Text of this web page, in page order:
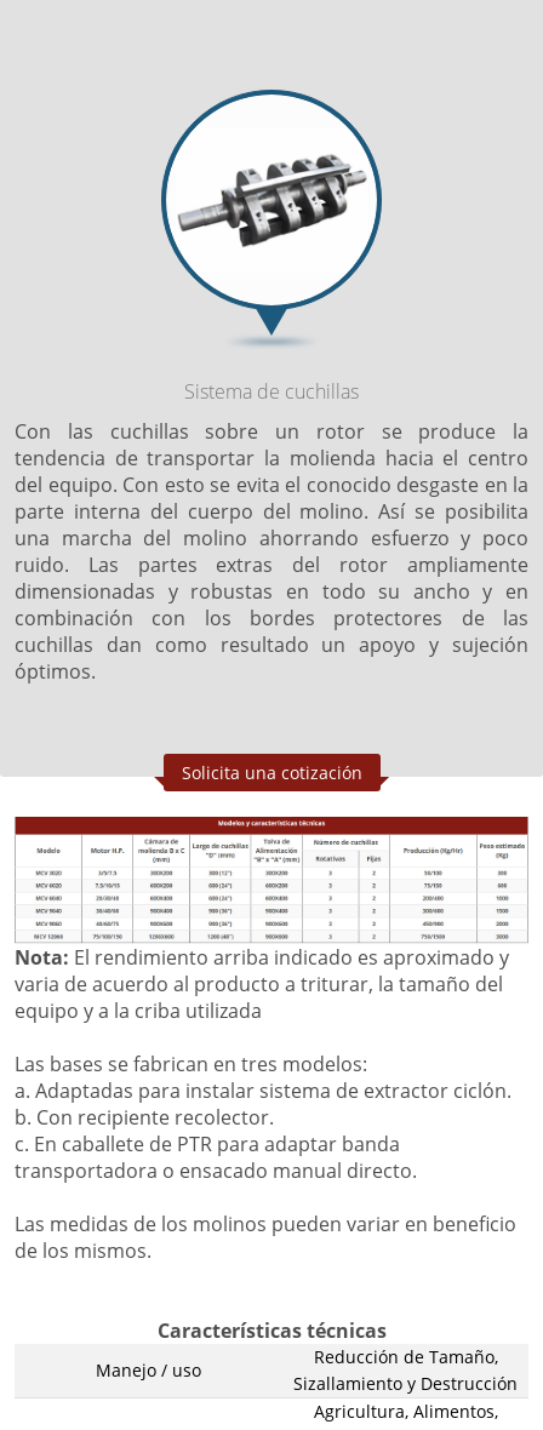
Sistema de cuchillas
Con las cuchillas sobre un rotor se produce la
tendencia de transportar la molienda hacia el centro
del equipo. Con esto se evita el conocido desgaste en la
parte interna del cuerpo del molino. Así se posibilita
una marcha del molino ahorrando esfuerzo y poco
ruido. Las partes extras del rotor ampliamente
dimensionadas y robustas en todo su ancho y en
combinación con los bordes protectores de las
cuchillas dan como resultado un apoyo y sujeción
óptimos.
Solicita una cotización
Nota: El rendimiento arriba indicado es aproximado y
varia de acuerdo al producto a triturar, la tamaño del
equipo y a la criba utilizada
Las bases se fabrican en tres modelos:
a. Adaptadas para instalar sistema de extractor ciclón.
b. Con recipiente recolector.
c. En caballete de PTR para adaptar banda
transportadora o ensacado manual directo.
Las medidas de los molinos pueden variar en beneficio
de los mismos.
Características técnicas
Manejo / uso
Reducción de Tamaño,
Sizallamiento y Destrucción
Agricultura, Alimentos,